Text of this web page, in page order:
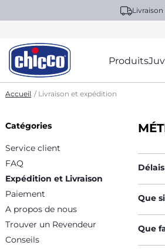
Produits
Accueil Livraison et expédition
Catégories
Service client
FAQ
Expédition et Livraison
Paiement
A propos de nous
Trouver un Revendeur
Conseils
Que
Que